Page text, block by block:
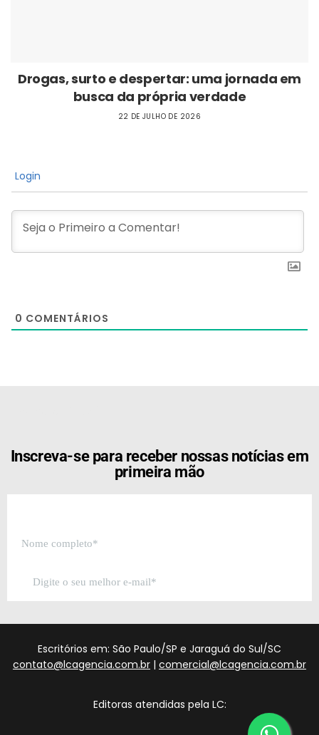
Drogas, surto e despertar: uma jornada em
busca da própria verdade
22 DE JULHO DE 2026
Login
0 COMENTÁRIOS
Inscreva-se para receber nossas notícias em
primeira mão
Escritórios em: São Paulo/SP e Jaraguá do Sul/SC
contato@lcagencia.com.br | comercial@lcagencia.com.br
Editoras atendidas pela LC: